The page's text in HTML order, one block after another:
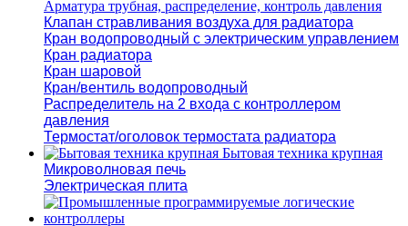
Арматура трубная, распределение, контроль давления
Клапан стравливания воздуха для радиатора
Кран водопроводный с электрическим управлением
Кран радиатора
Кран шаровой
Кран/вентиль водопроводный
Распределитель на 2 входа с контроллером
давления
Термостат/оголовок термостата радиатора
Бытовая техника крупная
Микроволновая печь
Электрическая плита